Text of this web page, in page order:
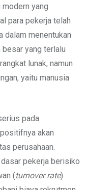
yang
para pekerja telah
dalam menentukan
yang terlalu
lunak, namun
yaitu manusia
pada
akan
perusahaan.
pekerja berisiko
(turnover rate)